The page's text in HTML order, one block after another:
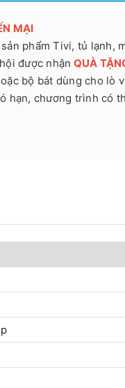
MẠI
phẩm Tivi, tủ lạnh,
được nhận QUÀ
bộ bát dùng cho lò
hạn, chương trình có